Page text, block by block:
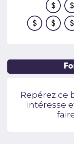
Repérez ce
intéresse